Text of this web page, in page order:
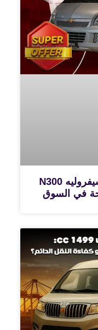
تحليل شامل لأسعار شيفروليه N300
في السوق